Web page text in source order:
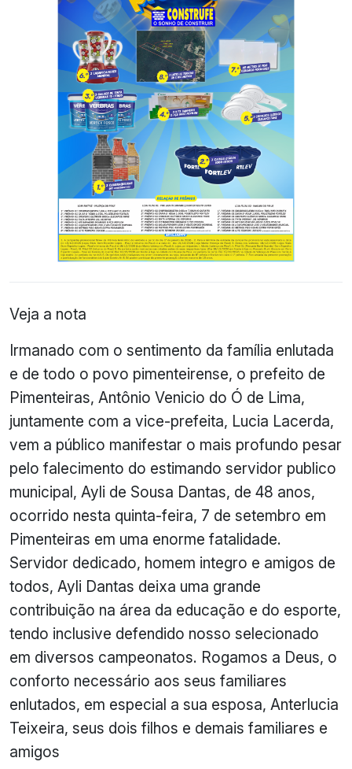
Veja a nota
Irmanado com o sentimento da família enlutada
e de todo o povo pimenteirense, o prefeito de
Pimenteiras, Antônio Venicio do Ó de Lima,
juntamente com a vice-prefeita, Lucia Lacerda,
vem a público manifestar o mais profundo pesar
pelo falecimento do estimando servidor publico
municipal, Ayli de Sousa Dantas, de 48 anos,
ocorrido nesta quinta-feira, 7 de setembro em
Pimenteiras em uma enorme fatalidade.
Servidor dedicado, homem integro e amigos de
todos, Ayli Dantas deixa uma grande
contribuição na área da educação e do esporte,
tendo inclusive defendido nosso selecionado
em diversos campeonatos. Rogamos a Deus, o
conforto necessário aos seus familiares
enlutados, em especial a sua esposa, Anterlucia
Teixeira, seus dois filhos e demais familiares e
amigos